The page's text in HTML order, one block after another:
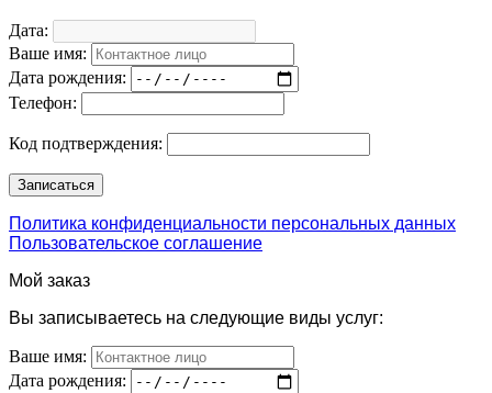
Дата:
Ваше имя:
Дата рождения:
Телефон:
Код подтверждения:
Политика конфиденциальности персональных данных
Пользовательское соглашение
Мой заказ
Вы записываетесь на следующие виды услуг:
Ваше имя:
Дата рождения: